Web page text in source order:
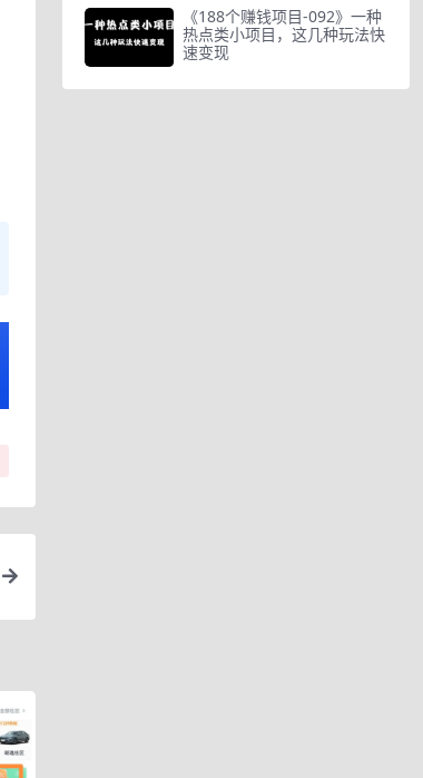
《188个赚钱项目-092》一种
热点类小项目，这几种玩法快
速变现